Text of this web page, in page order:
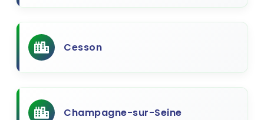
Cesson
Champagne-sur-Seine